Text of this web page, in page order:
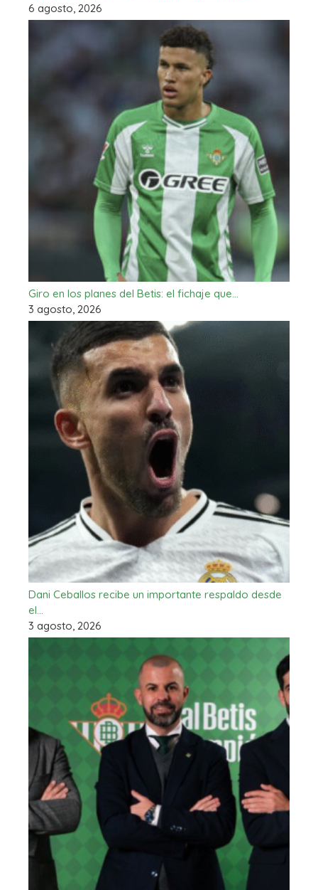
6 agosto, 2026
Giro en los planes del Betis: el fichaje que…
3 agosto, 2026
Dani Ceballos recibe un importante respaldo desde
el…
3 agosto, 2026